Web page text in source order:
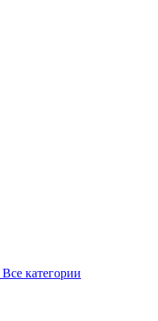
Все категории